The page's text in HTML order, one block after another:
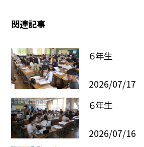
関連記事
６年生
2026/07/17
６年生
2026/07/16